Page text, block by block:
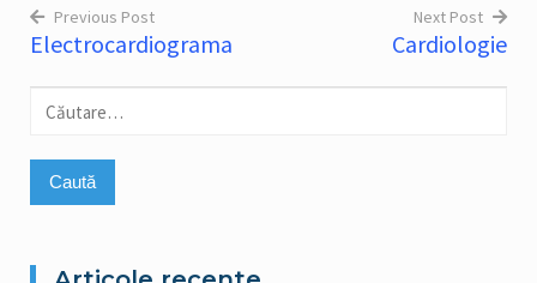
Navigare
în
articole
Previous Post
Electrocardiograma
Next Post
Cardiologie
Caută